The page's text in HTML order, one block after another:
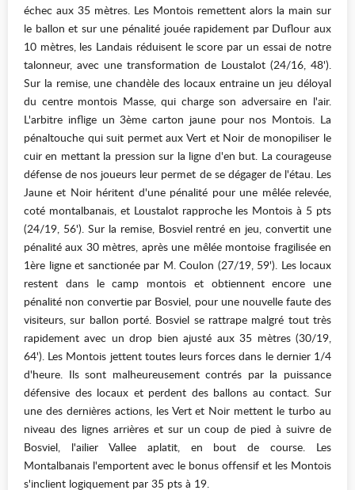
échec aux 35 mètres. Les Montois remettent alors la main sur
le ballon et sur une pénalité jouée rapidement par Duflour aux
10 mètres, les Landais réduisent le score par un essai de notre
talonneur, avec une transformation de Loustalot (24/16, 48').
Sur la remise, une chandèle des locaux entraine un jeu déloyal
du centre montois Masse, qui charge son adversaire en l'air.
L'arbitre inflige un 3ème carton jaune pour nos Montois. La
pénaltouche qui suit permet aux Vert et Noir de monopiliser le
cuir en mettant la pression sur la ligne d'en but. La courageuse
défense de nos joueurs leur permet de se dégager de l'étau. Les
Jaune et Noir héritent d'une pénalité pour une mêlée relevée,
coté montalbanais, et Loustalot rapproche les Montois à 5 pts
(24/19, 56'). Sur la remise, Bosviel rentré en jeu, convertit une
pénalité aux 30 mètres, après une mêlée montoise fragilisée en
1ère ligne et sanctionée par M. Coulon (27/19, 59'). Les locaux
restent dans le camp montois et obtiennent encore une
pénalité non convertie par Bosviel, pour une nouvelle faute des
visiteurs, sur ballon porté. Bosviel se rattrape malgré tout très
rapidement avec un drop bien ajusté aux 35 mètres (30/19,
64'). Les Montois jettent toutes leurs forces dans le dernier 1/4
d'heure. Ils sont malheureusement contrés par la puissance
défensive des locaux et perdent des ballons au contact. Sur
une des dernières actions, les Vert et Noir mettent le turbo au
niveau des lignes arrières et sur un coup de pied à suivre de
Bosviel, l'ailier Vallee aplatit, en bout de course. Les
Montalbanais l'emportent avec le bonus offensif et les Montois
s'inclient logiquement par 35 pts à 19.